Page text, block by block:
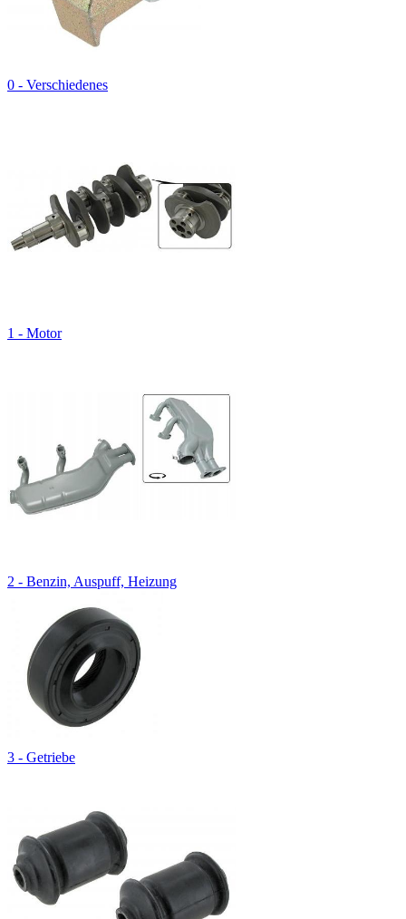
0 - Verschiedenes
1 - Motor
2 - Benzin, Auspuff, Heizung
3 - Getriebe